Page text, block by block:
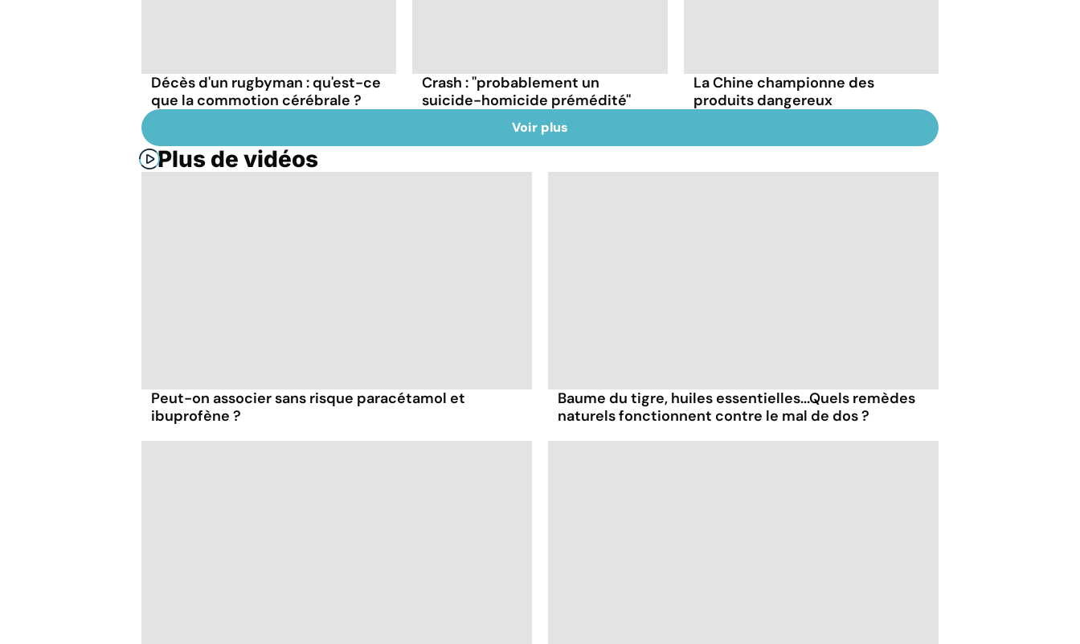
Décès d'un rugbyman : qu'est-ce
que la commotion cérébrale ?
Crash : ''probablement un
suicide-homicide prémédité''
La Chine championne des
produits dangereux
Voir plus
Plus de vidéos
Peut-on associer sans risque paracétamol et
ibuprofène ?
Baume du tigre, huiles essentielles...Quels remèdes
naturels fonctionnent contre le mal de dos ?